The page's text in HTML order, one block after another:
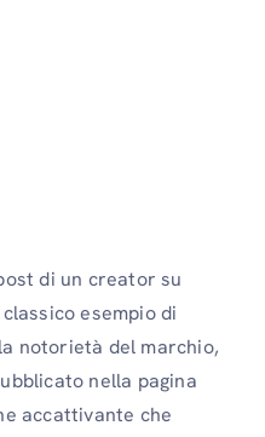
di un creator su
esempio di
notorietà del marchio,
nella pagina
accattivante che